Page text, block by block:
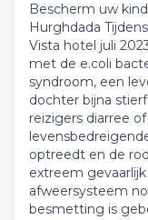
Bescherm uw
Hurghdada
Vista hotel juli
met de e.coli
syndroom, een
dochter bijna
reizigers diarree
optreedt en de
extreem
afweersysteem
besmetting is